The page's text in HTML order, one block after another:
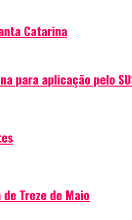
Catarina
para aplicação pelo
Treze de Maio